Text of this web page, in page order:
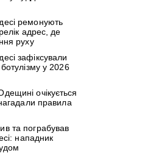
ремонують
адрес, де
руху
зафіксували
у 2026
очікується
правила
та пограбував
нападник